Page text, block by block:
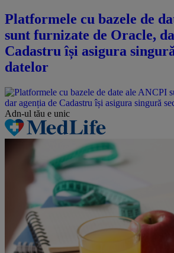
Platformele cu bazele de
sunt furnizate de Oracle,
Cadastru își asigura
datelor
Adn-ul tău e unic